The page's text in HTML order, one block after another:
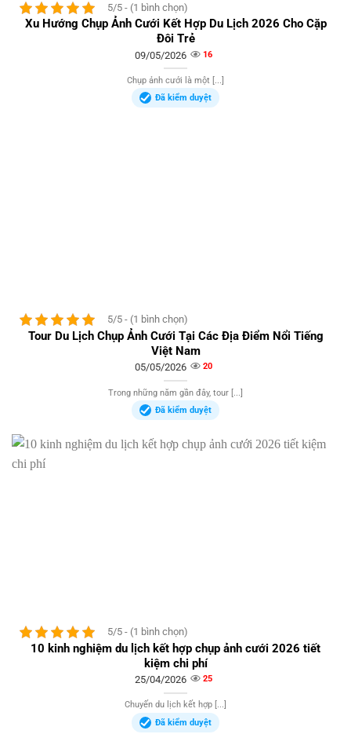
5/5 - (1 bình chọn)
Xu Hướng Chụp Ảnh Cưới Kết Hợp Du Lịch 2026 Cho Cặp
Đôi Trẻ
09/05/2026 16
Chụp ảnh cưới là một [...]
Đã kiểm duyệt
5/5 - (1 bình chọn)
Tour Du Lịch Chụp Ảnh Cưới Tại Các Địa Điểm Nổi Tiếng
Việt Nam
05/05/2026 20
Trong những năm gần đây, tour [...]
Đã kiểm duyệt
5/5 - (1 bình chọn)
10 kinh nghiệm du lịch kết hợp chụp ảnh cưới 2026 tiết
kiệm chi phí
25/04/2026 25
Chuyến du lịch kết hợp [...]
Đã kiểm duyệt